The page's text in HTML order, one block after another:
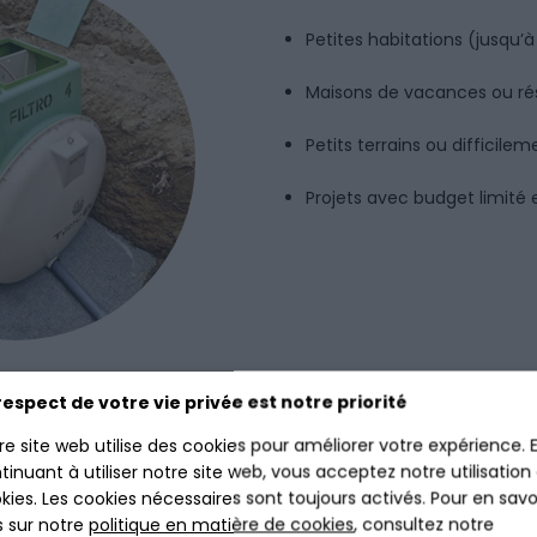
de votre vie privée est notre priorité
site web utilise des cookies pour améliorer votre expérience.
à utiliser notre site web, vous acceptez notre utilisation
Les cookies nécessaires sont toujours activés. Pour en
sur notrepolitique en matière de cookies, consultez notre
Petites habitations
Maisons de vacances ou
Petits terrains ou
Projets avec budget limité
D'INSTALLATION - FILTRE